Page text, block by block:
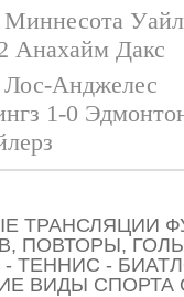
Миннесота
Анахайм Дакс
Лос-Анджелес
1-0
ТРАНСЛЯЦИИ
ПОВТОРЫ,
ТЕННИС -
ВИДЫ СПОРТА